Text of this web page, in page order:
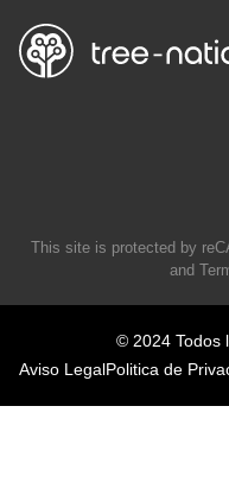
This site is protected by
and
© 2024 Todos
Aviso LegalPolitica de